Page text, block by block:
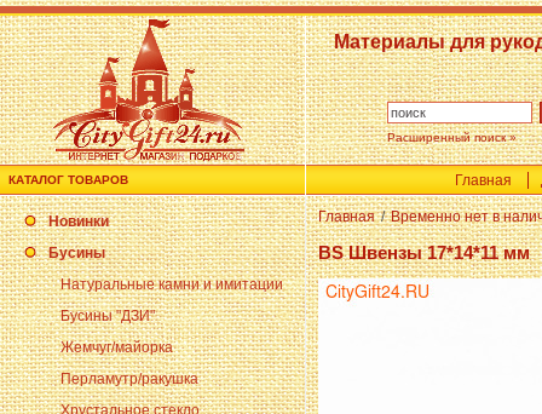
Материалы для
Расширенный поиск »
КАТАЛОГ ТОВАРОВ Главная
Новинки
Бусины
Натуральные камни и имитации
Бусины "ДЗИ"
Жемчуг/майорка
Перламутр/ракушка
Хрустальное стекло
Главная / Временно нет в
BS Швензы 17*14*11 мм